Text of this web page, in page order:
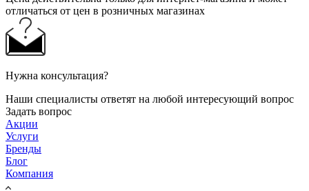
отличаться от цен в розничных магазинах
Нужна консультация?
Наши специалисты ответят на любой интересующий вопрос
Задать вопрос
Акции
Услуги
Бренды
Блог
Компания